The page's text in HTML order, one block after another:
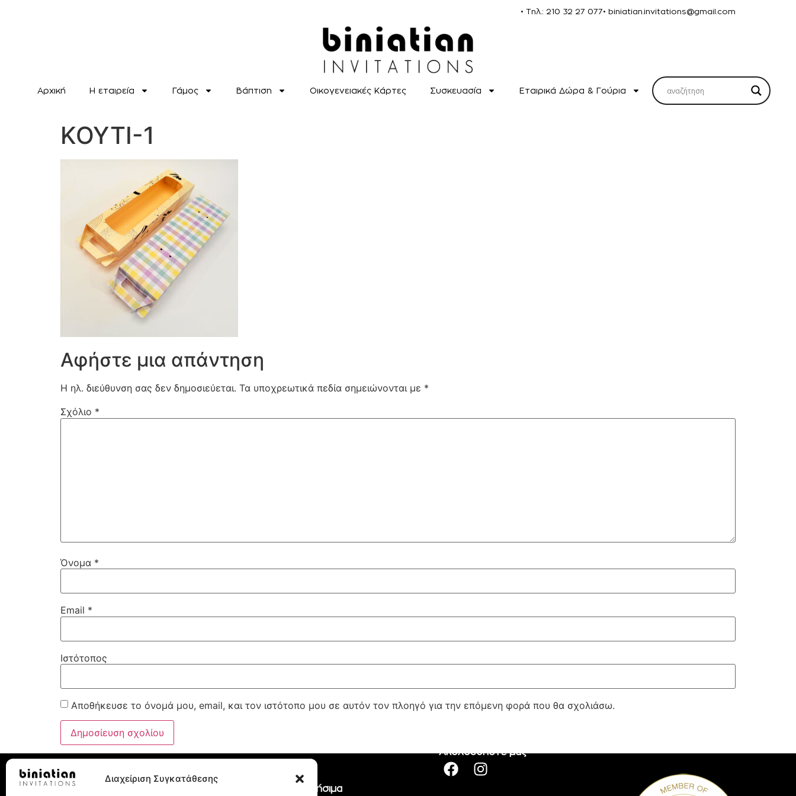
Διαχείριση Συγκατάθεσης
• Τηλ.: 210 32 27 077• biniatian.invitations@gmail.com
Αρχική H εταιρεία Γάμος Βάπτιση Οικογενειακές Κάρτες Συσκευασία Εταιρικά Δώρα & Γούρια
ΚΟΥΤΙ-1
Αφήστε μια απάντηση
Η ηλ. διεύθυνση σας δεν δημοσιεύεται. Τα υποχρεωτικά πεδία σημειώνονται με *
Σχόλιο *
Όνομα *
Email *
Ιστότοπος
Αποθήκευσε το όνομά μου, email, και τον ιστότοπο μου σε αυτόν τον πλοηγό για την επόμενη φορά που θα σχολιάσω.
Χρήσιμα
Ακολουθήστε μας